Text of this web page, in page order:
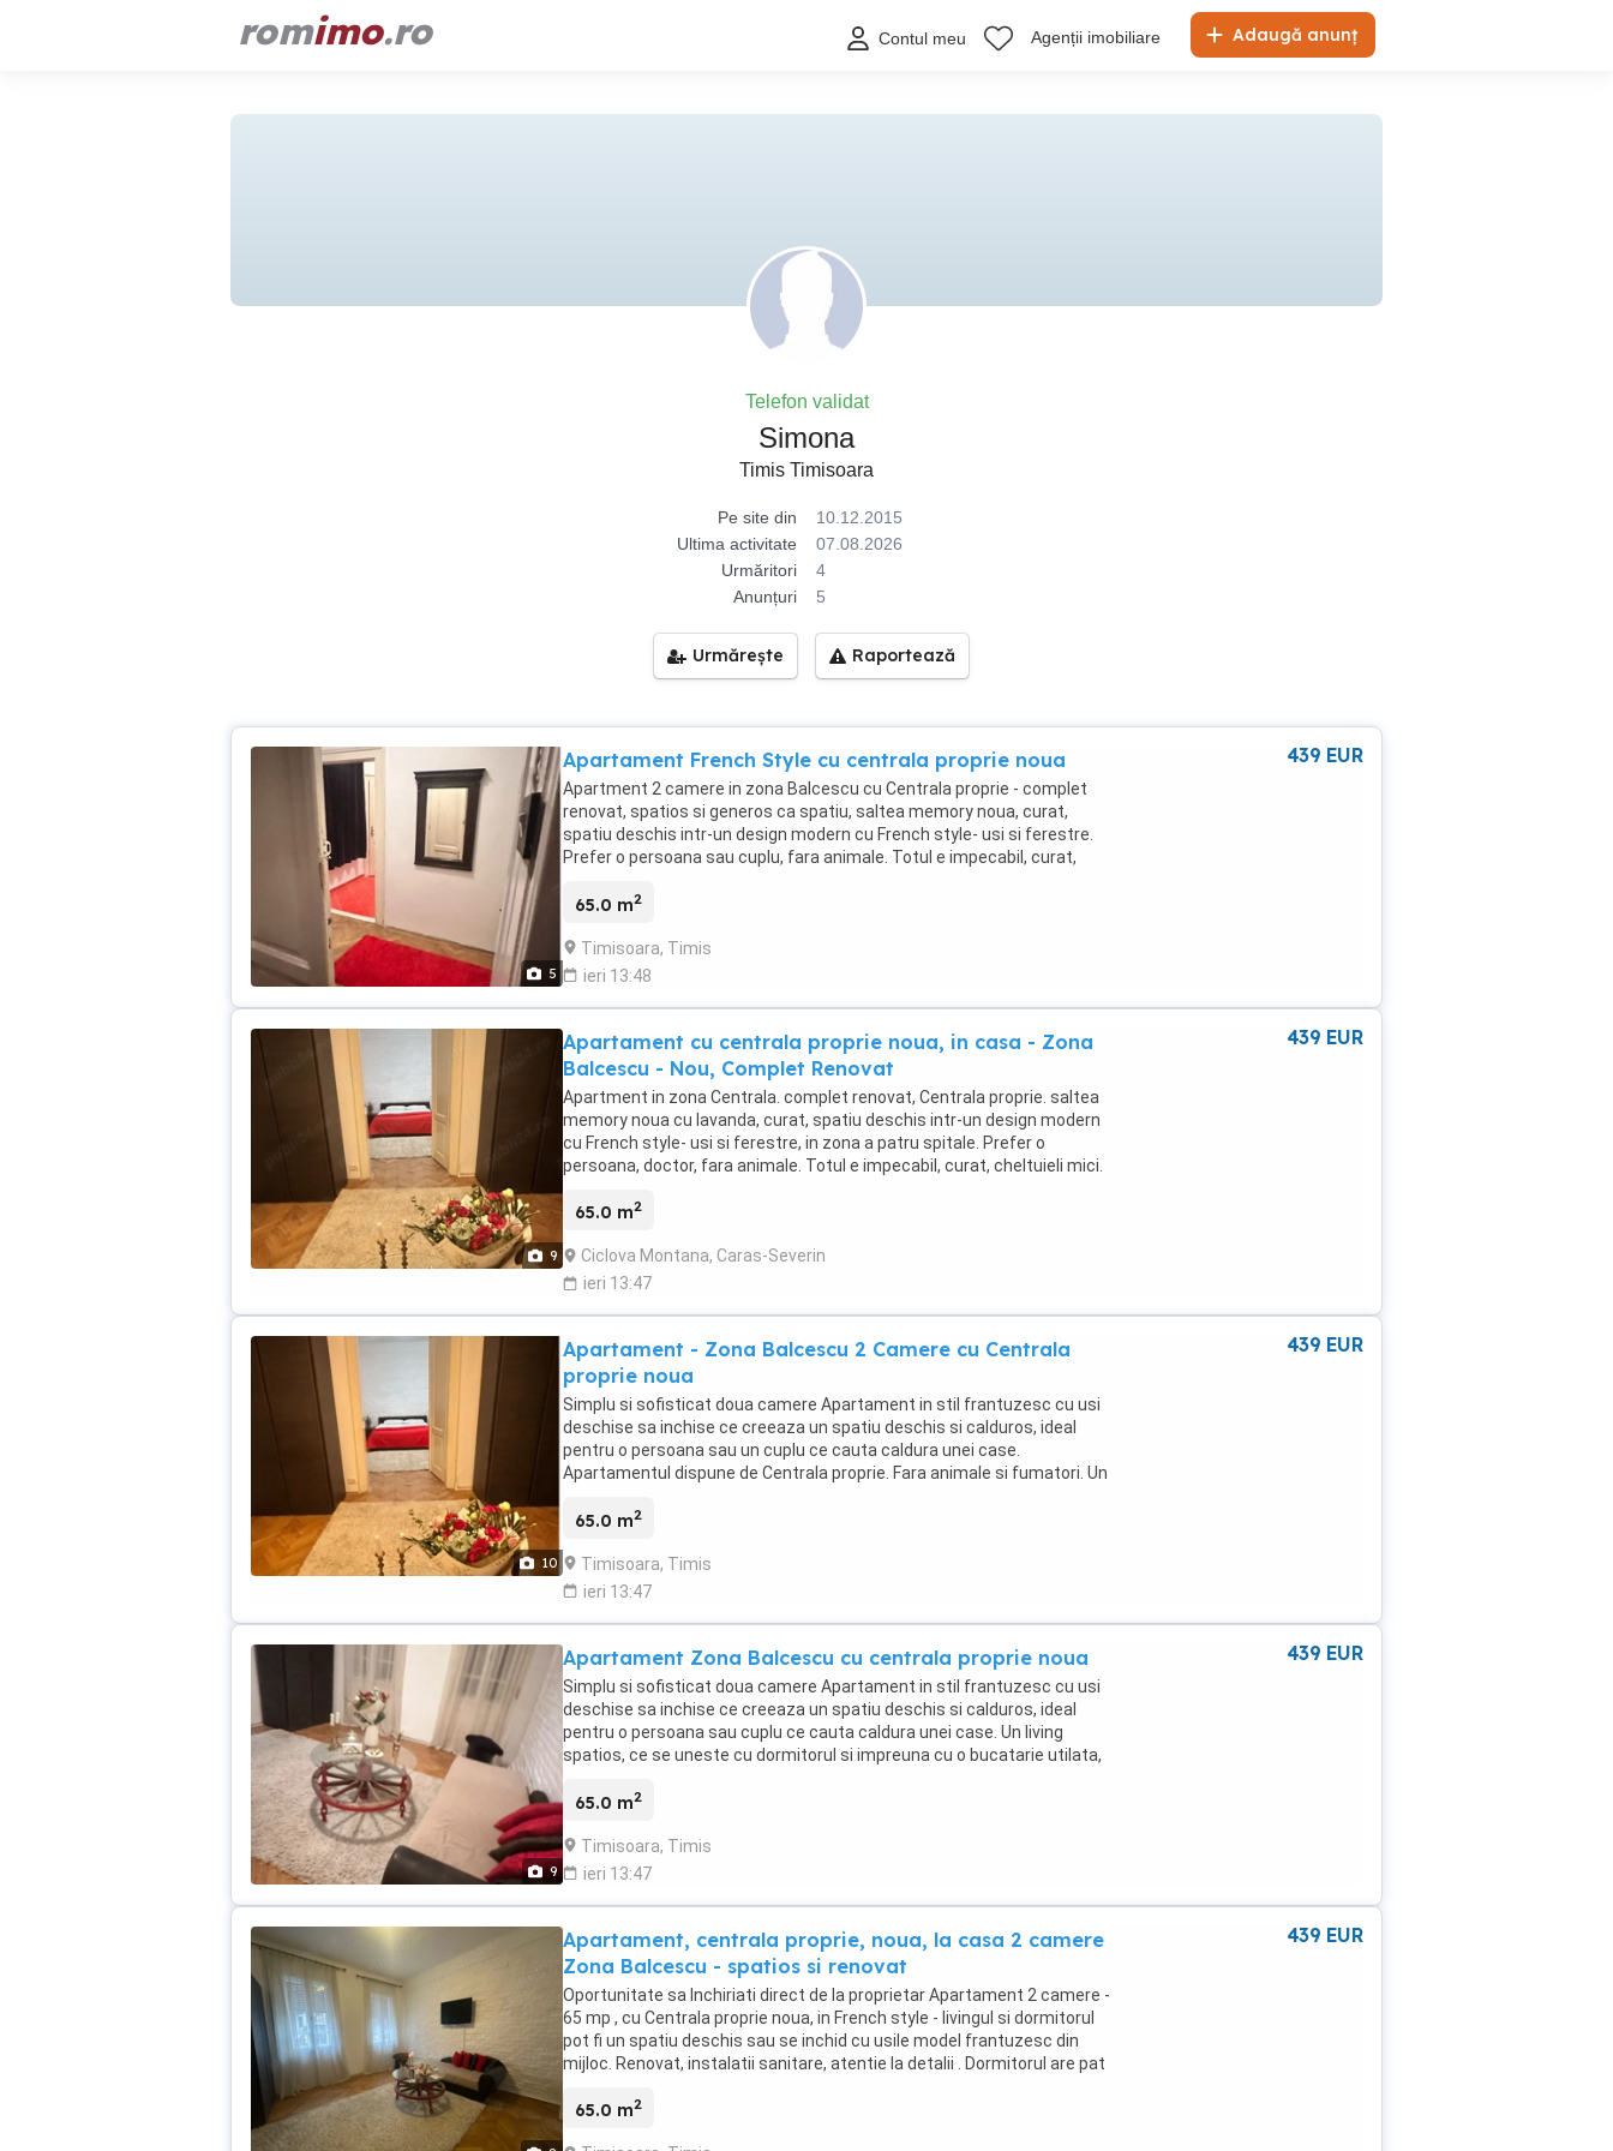
romimo.ro Adaugă anunț
Contul meu Agenții imobiliare
Telefon validat
Simona
Timis Timisoara
Pe site din
10.12.2015
Ultima activitate
07.08.2026
Urmăritori
4
Anunțuri
5
Urmărește Raportează
5
Apartament French Style cu centrala proprie noua
Apartment 2 camere in zona Balcescu cu Centrala proprie - complet
renovat, spatios si generos ca spatiu, saltea memory noua, curat,
spatiu deschis intr-un design modern cu French style- usi si ferestre.
Prefer o persoana sau cuplu, fara animale. Totul e impecabil, curat,
universitara. conexiuni pentru orice directie,
65.0 m2
Timisoara, Timis
ieri 13:48
439 EUR
9
Apartament cu centrala proprie noua, in casa - Zona
Balcescu - Nou, Complet Renovat
Apartment in zona Centrala. complet renovat, Centrala proprie. saltea
memory noua cu lavanda, curat, spatiu deschis intr-un design modern
cu French style- usi si ferestre, in zona a patru spitale. Prefer o
persoana, doctor, fara animale. Totul e impecabil, curat, cheltuieli mici.
directie. Aproape de centrele Universitare si zona Centrala.
65.0 m2
Ciclova Montana, Caras-Severin
ieri 13:47
439 EUR
10
Apartament - Zona Balcescu 2 Camere cu Centrala
proprie noua
Simplu si sofisticat doua camere Apartament in stil frantuzesc cu usi
deschise sa inchise ce creeaza un spatiu deschis si calduros, ideal
pentru o persoana sau un cuplu ce cauta caldura unei case.
Apartamentul dispune de Centrala proprie. Fara animale si fumatori. Un
utilata, o baie spatioasa si o camara generoasa. 65 mp, in centru
Centrala si cu conexiuni la toate mijloacele de transport.
65.0 m2
Timisoara, Timis
ieri 13:47
439 EUR
9
Apartament Zona Balcescu cu centrala proprie noua
Simplu si sofisticat doua camere Apartament in stil frantuzesc cu usi
deschise sa inchise ce creeaza un spatiu deschis si calduros, ideal
pentru o persoana sau cuplu ce cauta caldura unei case. Un living
spatios, ce se uneste cu dormitorul si impreuna cu o bucatarie utilata,
Timisoara si detine Centrala proprie.
65.0 m2
Timisoara, Timis
ieri 13:47
439 EUR
Apartament, centrala proprie, noua, la casa 2 camere
Zona Balcescu - spatios si renovat
Oportunitate sa Inchiriati direct de la proprietar Apartament 2 camere -
65 mp , cu Centrala proprie noua, in French style - livingul si dormitorul
pot fi un spatiu deschis sau se inchid cu usile model frantuzesc din
mijloc. Renovat, instalatii sanitare, atentie la detalii . Dormitorul are pat
micuta si utilata, aragaz, masina de spalat, o camara generoasa, o baie
65.0 m2
439 EUR